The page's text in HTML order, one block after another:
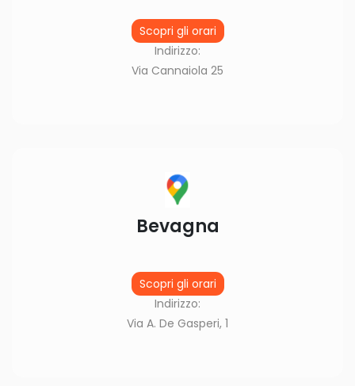
Scopri gli orari
Indirizzo:
Via Cannaiola 25
Bevagna
Scopri gli orari
Indirizzo:
Via A. De Gasperi, 1